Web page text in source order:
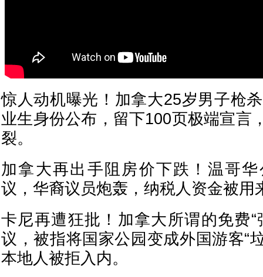
惊人动机曝光！加拿大25岁男子枪
业生身份公布，留下100页极端宣言
裂。
加拿大再出手阻房价下跌！温哥
议，华裔议员炮轰，纳税人资金被用
卡尼再遭狂批！加拿大所谓的免费“
议，被指将国家公园变成外国游客“
本地人被拒入内。